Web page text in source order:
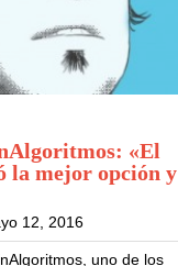
«El
la mejor opción y
12, 2016
uno de los